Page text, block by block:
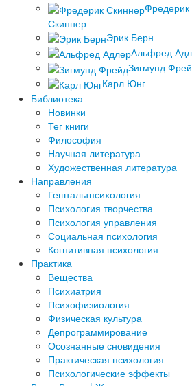
Фредерик
Скиннер
Эрик Берн
Альфред
Зигмунд
Карл Юнг
Библиотека
Новинки
Тег книги
Философия
Научная литература
Художественная литература
Направления
Гештальтпсихология
Психология творчества
Психология управления
Социальная психология
Когнитивная психология
Практика
Вещества
Психиатрия
Психофизиология
Физическая культура
Депрограммирование
Осознанные сновидения
Практическая психология
Психологические эффекты